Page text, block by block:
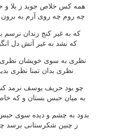
همه كس خلاص جوید ز بلا
چه روم چه روی آرم به برون
كه به غیر كنج زندان نرسم
كه نشد به غیر آتش دل
نظری به سوی خویشان نظری
نظری بدان تمنا نظری
چو بود حریف یوسف نرمد
به میان حبس بستان و كه
بدود به چشم و دیده سوی
ز چنین شكرستانی برسد